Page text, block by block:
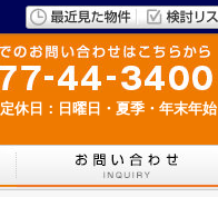
定休日：日曜日・夏季・年末年始